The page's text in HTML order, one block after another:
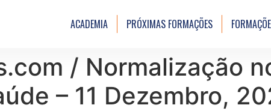
ACADEMIA PRÓXIMAS FORMAÇÕES
/ Normalização
– 11 Dezembro,